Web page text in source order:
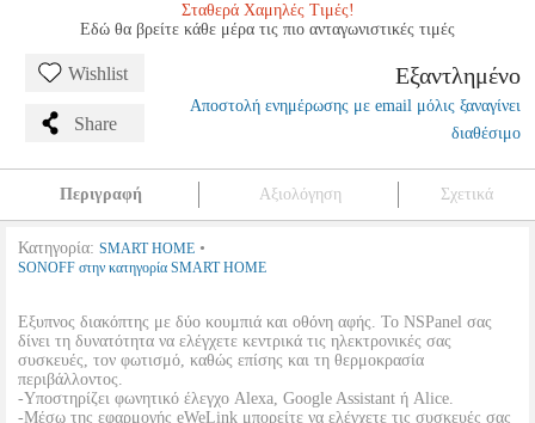
Σταθερά Χαμηλές Τιμές!
Εδώ θα βρείτε κάθε μέρα τις πιο ανταγωνιστικές τιμές
Wishlist
Share
Εξαντλημένο
Αποστολή ενημέρωσης με email μόλις ξαναγίνει
διαθέσιμο
Περιγραφή Αξιολόγηση Σχετικά
Κατηγορία: SMART HOME •
SONOFF στην κατηγορία SMART HOME
Εξυπνος διακόπτης με δύο κουμπιά και οθόνη αφής. Το NSPanel σας
δίνει τη δυνατότητα να ελέγχετε κεντρικά τις ηλεκτρονικές σας
συσκευές, τον φωτισμό, καθώς επίσης και τη θερμοκρασία
περιβάλλοντος.
-Υποστηρίζει φωνητικό έλεγχο Alexa, Google Assistant ή Alice.
-Μέσω της εφαρμογής eWeLink μπορείτε να ελέγχετε τις συσκευές σας